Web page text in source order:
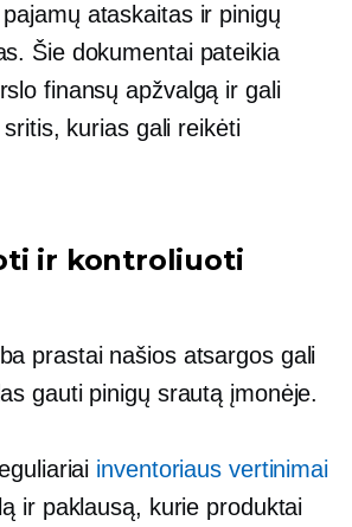
ataskaitas ir pinigų
Šie dokumentai pateikia
finansų apžvalgą ir gali
kurias gali reikėti
ir kontroliuoti
prastai našios atsargos gali
gauti pinigų srautą įmonėje.
inventoriaus vertinimai
ir paklausą, kurie produktai